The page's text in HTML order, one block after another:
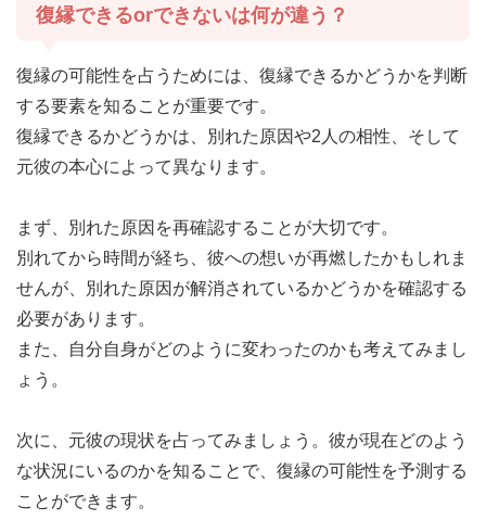
復縁できるorできないは何が違う？
復縁の可能性を占うためには、復縁できるかどうかを判断
する要素を知ることが重要です。
復縁できるかどうかは、別れた原因や2人の相性、そして
元彼の本心によって異なります。
まず、別れた原因を再確認することが大切です。
別れてから時間が経ち、彼への想いが再燃したかもしれま
せんが、別れた原因が解消されているかどうかを確認する
必要があります。
また、自分自身がどのように変わったのかも考えてみまし
ょう。
次に、元彼の現状を占ってみましょう。彼が現在どのよう
な状況にいるのかを知ることで、復縁の可能性を予測する
ことができます。